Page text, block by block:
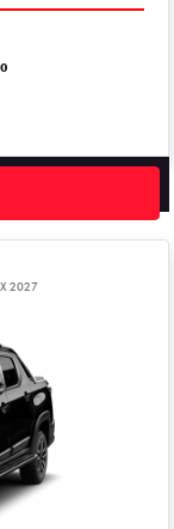
2027